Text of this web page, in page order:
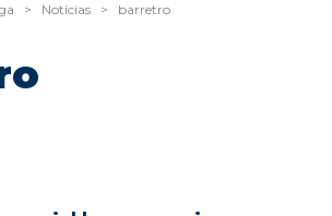
> Notícias > barretro